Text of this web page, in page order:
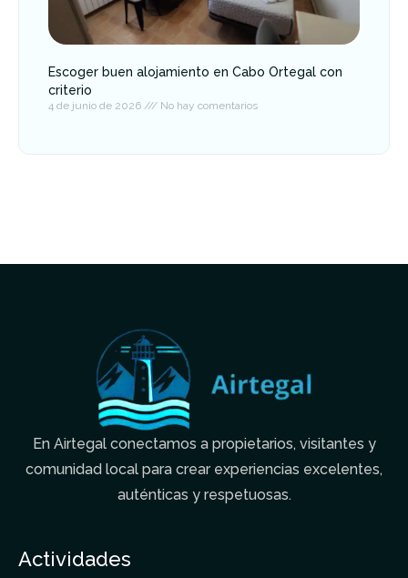
Escoger buen alojamiento en Cabo Ortegal con
criterio
4 de junio de 2026 No hay comentarios
En Airtegal conectamos a propietarios, visitantes y
comunidad local para crear experiencias excelentes,
auténticas y respetuosas.
Actividades